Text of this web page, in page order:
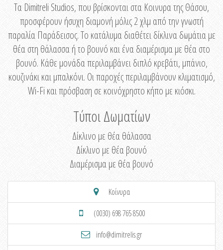
Τα Dimitreli Studios, που βρίσκονται στα Κοινυρα της Θάσου,
προσφέρουν ήσυχη διαμονή μόλις 2 χλμ από την γνωστή
παραλία Παράδεισος. Το κατάλυμα διαθέτει δίκλινα δωμάτια με
θέα στη θάλασσα ή το βουνό και ένα διαμέρισμα με θέα στο
βουνό. Κάθε μονάδα περιλαμβάνει διπλό κρεβάτι, μπάνιο,
κουζινάκι και μπαλκόνι. Οι παροχές περιλαμβάνουν κλιματισμό,
Wi-Fi και πρόσβαση σε κοινόχρηστο κήπο με κιόσκι.
Τύποι Δωματίων
Δίκλινο με θέα θάλασσα
Δίκλινο με θέα βουνό
Διαμέρισμα με θέα βουνό
Κοίνυρα
(0030) 698 765 8500
info@dimitrelis.gr